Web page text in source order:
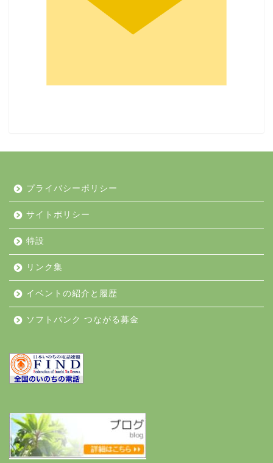
プライバシーポリシー
サイトポリシー
特設
リンク集
イベントの紹介と履歴
ソフトバンク つながる募金